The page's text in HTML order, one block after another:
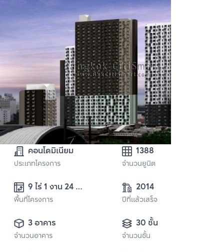
คอนโดมิเนียม
ประเภทโครงการ
1388
จำนวนยูนิต
9 ไร่ 1 งาน 24
ตารางวา
พื้นที่โครงการ
2014
ปีที่แล้วเสร็จ
3 อาคาร
จำนวนอาคาร
30 ชั้น
จำนวนชั้น